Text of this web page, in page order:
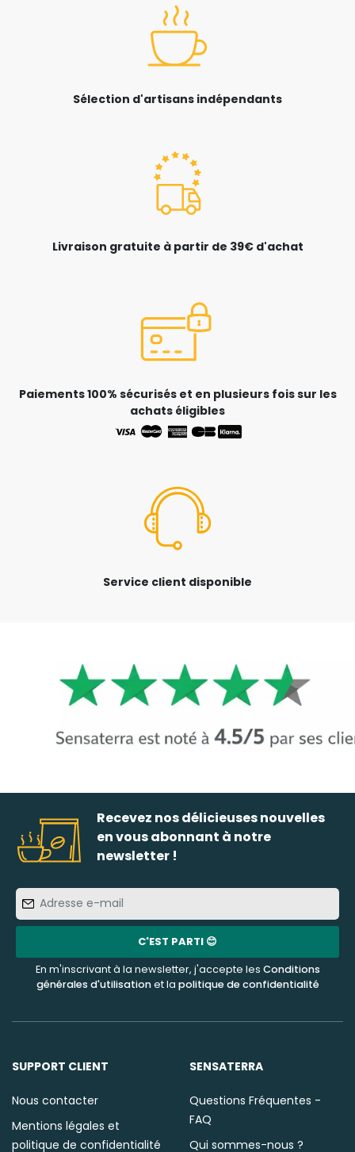
Sélection d'artisans indépendants
Livraison gratuite à partir de 39€ d'achat
Paiements 100% sécurisés et en plusieurs fois sur les
achats éligibles
Service client disponible
Recevez nos délicieuses nouvelles
en vous abonnant à notre
newsletter !
e-
mail
C'EST PARTI 😊
En m'inscrivant à la newsletter, j'accepte les Conditions
générales d'utilisationet la politique de confidentialité
SUPPORT CLIENT
Nous contacter
Mentions légales et
politique de confidentialité
SENSATERRA
Questions Fréquentes -
FAQ
Qui sommes-nous ?